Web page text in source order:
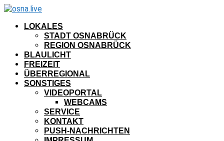
LOKALES
STADT OSNABRÜCK
REGION OSNABRÜCK
BLAULICHT
FREIZEIT
ÜBERREGIONAL
SONSTIGES
VIDEOPORTAL
WEBCAMS
SERVICE
KONTAKT
PUSH-NACHRICHTEN